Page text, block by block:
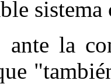
sistema
ante la